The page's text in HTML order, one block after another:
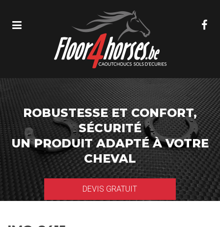
ROBUSTESSE ET CONFORT,
SÉCURITÉ
UN PRODUIT ADAPTÉ À VOTRE
CHEVAL
DEVIS GRATUIT